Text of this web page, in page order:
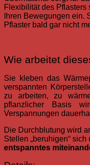
Flexibilität des Pflasters
Ihren Bewegungen ein.
Pflaster bald gar nicht
Wie arbeitet
Sie kleben das
verspannten
zu arbeiten, zu
pflanzlicher Basis
Verspannungen
Die Durchblutung wird
Stellen „beruhigen“ sich
entspanntes